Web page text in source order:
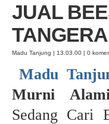
JUAL
Madu Tanjung | 13.03.00 | 0
Madu
Murni
Sedang Cari